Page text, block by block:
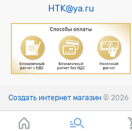
HTK@ya.ru
Создать интернет магазин © 2026